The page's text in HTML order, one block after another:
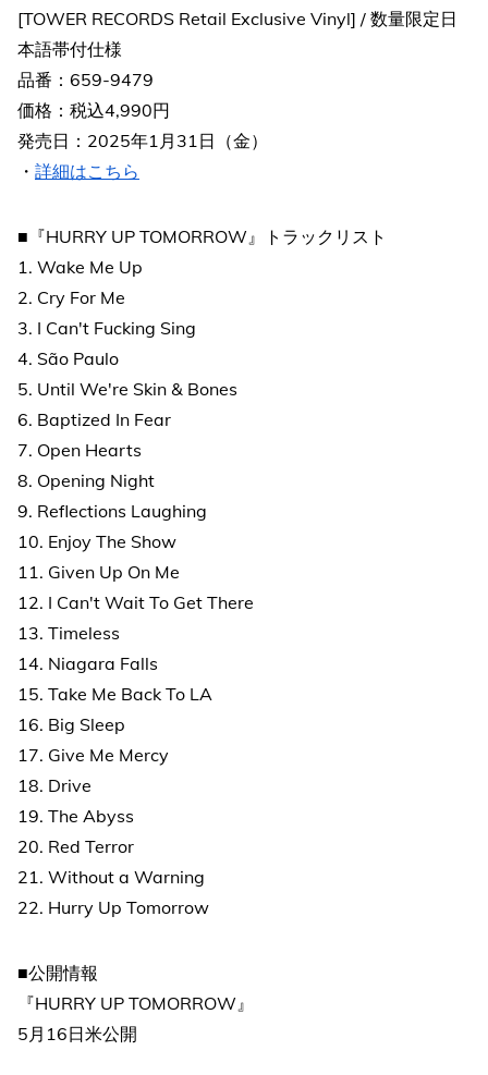
[TOWER RECORDS Retail Exclusive Vinyl] / 数量限定日
本語帯付仕様
品番：659-9479
価格：税込4,990円
発売日：2025年1月31日（金）
・ 詳細はこちら
■『HURRY UP TOMORROW』トラックリスト
1. Wake Me Up
2. Cry For Me
3. I Can't Fucking Sing
4. São Paulo
5. Until We're Skin & Bones
6. Baptized In Fear
7. Open Hearts
8. Opening Night
9. Reflections Laughing
10. Enjoy The Show
11. Given Up On Me
12. I Can't Wait To Get There
13. Timeless
14. Niagara Falls
15. Take Me Back To LA
16. Big Sleep
17. Give Me Mercy
18. Drive
19. The Abyss
20. Red Terror
21. Without a Warning
22. Hurry Up Tomorrow
■公開情報
『HURRY UP TOMORROW』
5月16日米公開